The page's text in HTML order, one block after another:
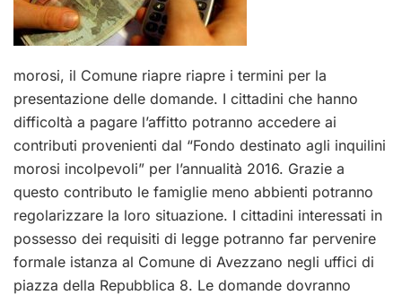
morosi, il Comune riapre riapre i termini per la
presentazione delle domande. I cittadini che hanno
difficoltà a pagare l’affitto potranno accedere ai
contributi provenienti dal “Fondo destinato agli inquilini
morosi incolpevoli” per l’annualità 2016. Grazie a
questo contributo le famiglie meno abbienti potranno
regolarizzare la loro situazione. I cittadini interessati in
possesso dei requisiti di legge potranno far pervenire
formale istanza al Comune di Avezzano negli uffici di
piazza della Repubblica 8. Le domande dovranno